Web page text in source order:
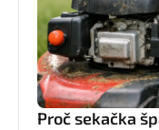
Proč sekačka